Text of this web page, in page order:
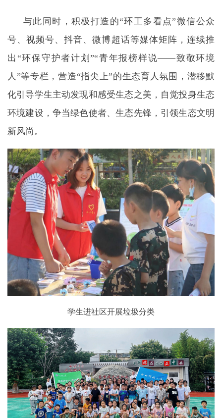
与此同时，积极打造的“环工多看点”微信公众
号、视频号、抖音、微博超话等媒体矩阵，连续推
出“环保守护者计划”“青年报榜样说——致敬环境
人”等专栏，营造“指尖上”的生态育人氛围，潜移默
化引导学生主动发现和感受生态之美，自觉投身生态
环境建设，争当绿色使者、生态先锋，引领生态文明
新风尚。
学生进社区开展垃圾分类